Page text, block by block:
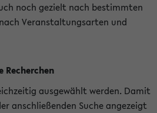
noch gezielt nach bestimmten
Veranstaltungsarten und
Recherchen
ausgewählt werden. Damit
anschließenden Suche angezeigt